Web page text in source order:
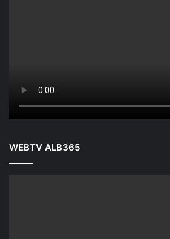
WEBTV ALB365